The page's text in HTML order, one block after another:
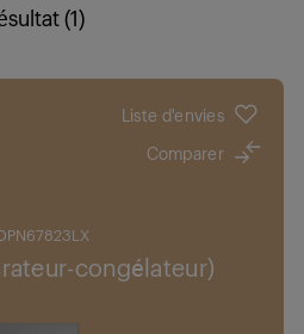
(1)
Liste d'envies
Comparer
congélateur)